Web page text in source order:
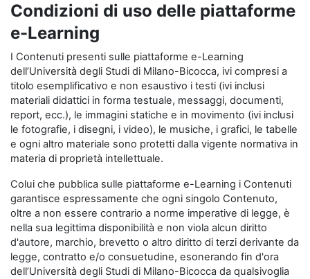
Condizioni di uso delle piattaforme
e-Learning
I Contenuti presenti sulle piattaforme e-Learning
dell’Università degli Studi di Milano-Bicocca, ivi compresi a
titolo esemplificativo e non esaustivo i testi (ivi inclusi
materiali didattici in forma testuale, messaggi, documenti,
report, ecc.), le immagini statiche e in movimento (ivi inclusi
le fotografie, i disegni, i video), le musiche, i grafici, le tabelle
e ogni altro materiale sono protetti dalla vigente normativa in
materia di proprietà intellettuale.
Colui che pubblica sulle piattaforme e-Learning i Contenuti
garantisce espressamente che ogni singolo Contenuto,
oltre a non essere contrario a norme imperative di legge, è
nella sua legittima disponibilità e non viola alcun diritto
d'autore, marchio, brevetto o altro diritto di terzi derivante da
legge, contratto e/o consuetudine, esonerando fin d'ora
dell’Università degli Studi di Milano-Bicocca da qualsivoglia